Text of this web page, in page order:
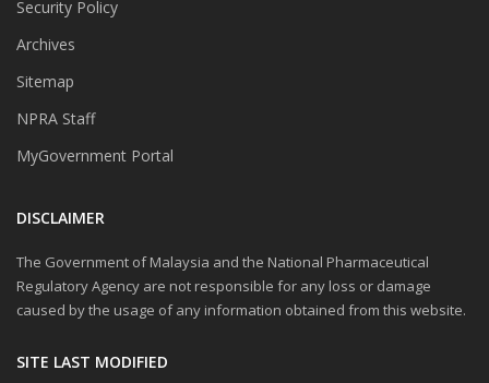
Security Policy
Archives
Sitemap
NPRA Staff
MyGovernment Portal
DISCLAIMER
The Government of Malaysia and the National Pharmaceutical
Regulatory Agency are not responsible for any loss or damage
caused by the usage of any information obtained from this website.
SITE LAST MODIFIED